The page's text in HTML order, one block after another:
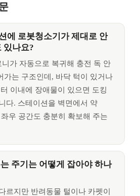
에 로봇청소기가 제대로 안
있나요?
가 자동으로 복귀해 충전 독 안
가는 구조인데, 바닥 턱이 있거나
이내에 장애물이 있으면 도킹
다. 스테이션을 벽면에서 약
우 공간도 충분히 확보해 주는
주기는 어떻게 잡아야 하나
르지만 반려동물 털이나 카펫이